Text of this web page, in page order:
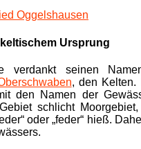
Ursprung
verdankt seinen
, den Kelten.
den Namen der
schlicht
oder „feder“ hieß.